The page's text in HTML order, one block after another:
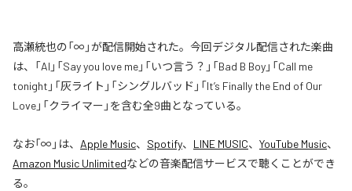
高瀬統也の「∞」が配信開始された。今回デジタル配信された楽曲
は、「AI」「Say you love me」「いつ言う？」「Bad B Boy」「Call me
tonight」「灰ライト」「シングルバッド」「It’s Finally the End of Our
Love」「クライマー」を含む全9曲となっている。
なお「∞ 」は、 Apple Music、 Spotify、 LINE MUSIC、 YouTube Music、
Amazon Music Unlimitedなどの音楽配信サービスで聴くことができ
る。